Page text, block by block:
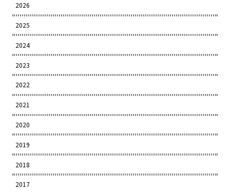
2026
2025
2024
2023
2022
2021
2020
2019
2018
2017